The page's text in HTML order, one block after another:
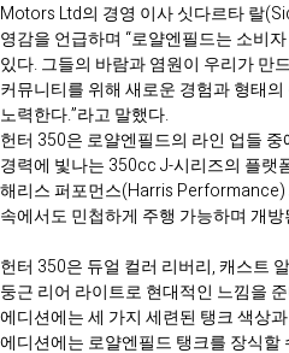
Motors Ltd의 경영 이사 싯다르타 랄
영감을 언급하며 “로얄엔필드는 소비
있다. 그들의 바람과 염원이 우리가 만
커뮤니티를 위해 새로운 경험과 형태
노력한다.”라고 말했다.
헌터 350은 로얄엔필드의 라인 업들
경력에 빛나는 350cc J-시리즈의 플랫
해리스 퍼포먼스(Harris Performance)
속에서도 민첩하게 주행 가능하며 개
헌터 350은 듀얼 컬러 리버리, 캐스트
둥근 리어 라이트로 현대적인 느낌을
에디션에는 세 가지 세련된 탱크 색상
에디션에는 로얄엔필드 탱크를 장식할